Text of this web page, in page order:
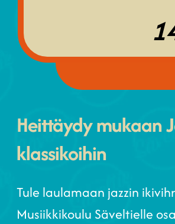
Heittäydy mukaan
klassikoihin
Tule laulamaan jazzin
Musiikkikoulu Säveltielle